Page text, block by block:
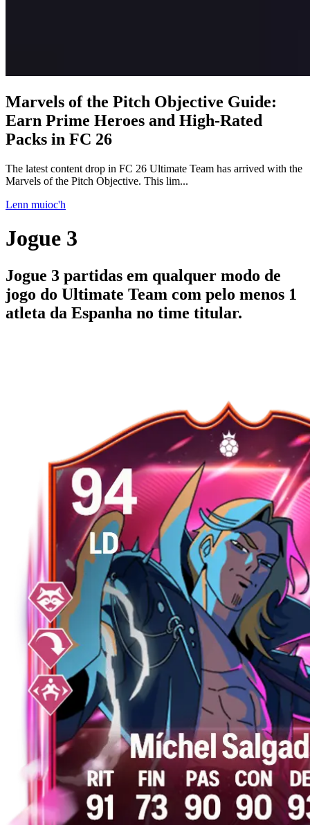
Marvels of the Pitch Objective Guide:
Earn Prime Heroes and High-Rated
Packs in FC 26
The latest content drop in FC 26 Ultimate Team has arrived with the
Marvels of the Pitch Objective. This lim...
Lenn muioc'h
Jogue 3
Jogue 3 partidas em qualquer modo de
jogo do Ultimate Team com pelo menos 1
atleta da Espanha no time titular.